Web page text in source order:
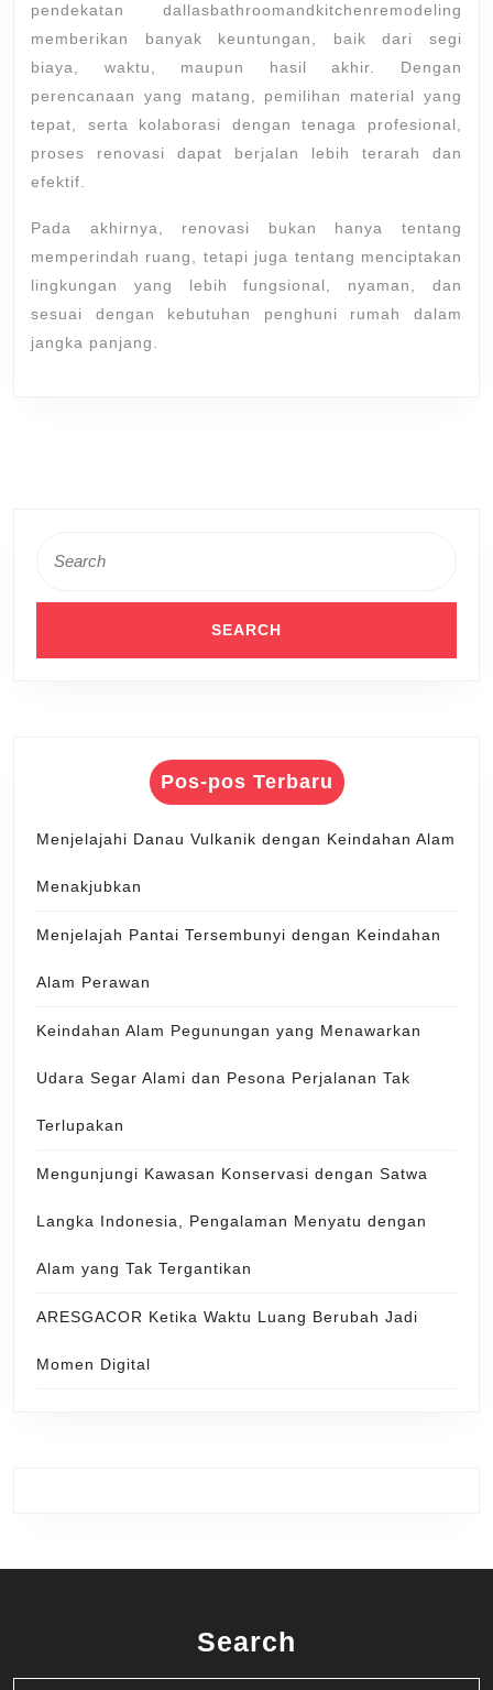
pendekatan dallasbathroomandkitchenremodeling
memberikan banyak keuntungan, baik dari segi
biaya, waktu, maupun hasil akhir. Dengan
perencanaan yang matang, pemilihan material yang
tepat, serta kolaborasi dengan tenaga profesional,
proses renovasi dapat berjalan lebih terarah dan
efektif.
Pada akhirnya, renovasi bukan hanya tentang
memperindah ruang, tetapi juga tentang menciptakan
lingkungan yang lebih fungsional, nyaman, dan
sesuai dengan kebutuhan penghuni rumah dalam
jangka panjang.
for:
Pos-pos Terbaru
Menjelajahi Danau Vulkanik dengan Keindahan Alam
Menakjubkan
Menjelajah Pantai Tersembunyi dengan Keindahan
Alam Perawan
Keindahan Alam Pegunungan yang Menawarkan
Udara Segar Alami dan Pesona Perjalanan Tak
Terlupakan
Mengunjungi Kawasan Konservasi dengan Satwa
Langka Indonesia, Pengalaman Menyatu dengan
Alam yang Tak Tergantikan
ARESGACOR Ketika Waktu Luang Berubah Jadi
Momen Digital
Search